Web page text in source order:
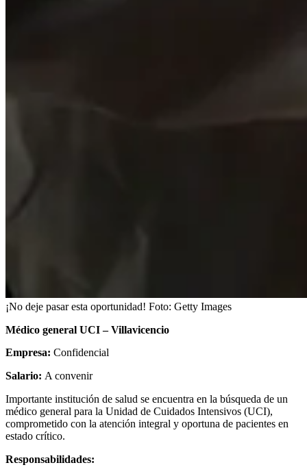
¡No deje pasar esta oportunidad! Foto: Getty Images
Médico general UCI – Villavicencio
Empresa: Confidencial
Salario: A convenir
Importante institución de salud se encuentra en la búsqueda de un
médico general para la Unidad de Cuidados Intensivos (UCI),
comprometido con la atención integral y oportuna de pacientes en
estado crítico.
Responsabilidades: